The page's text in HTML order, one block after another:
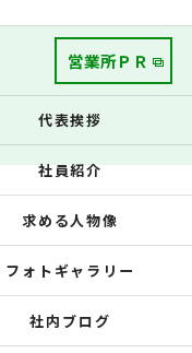
営業所ＰＲ
代表挨拶
社員紹介
求める人物像
フォトギャラリー
社内ブログ